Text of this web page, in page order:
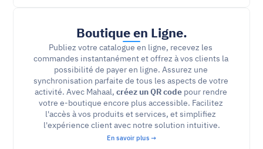
Boutique en Ligne.
Publiez votre catalogue en ligne, recevez les
commandes instantanément et offrez à vos clients la
possibilité de payer en ligne. Assurez une
synchronisation parfaite de tous les aspects de votre
activité. Avec Mahaal, créez un QR code pour rendre
votre e-boutique encore plus accessible. Facilitez
l'accès à vos produits et services, et simplifiez
l'expérience client avec notre solution intuitive.
En savoir plus →